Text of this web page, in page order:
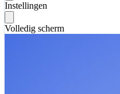
Instellingen
Volledig scherm